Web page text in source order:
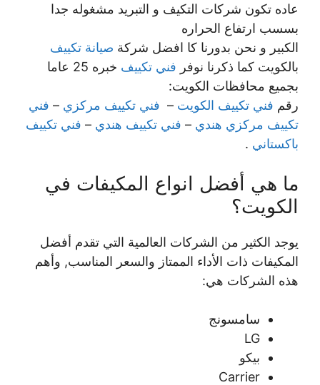
عاده تكون شركات التكيف و التبريد مشغوله جدا
بسسب ارتفاع الحراره
الكبير و نحن بدورنا كا افضل شركة صيانة تكييف
بالكويت كما ذكرنا نوفر فني تكييف
خبره 25 عاما
بجميع محافظات الكويت:
رقم فني تكييف الكويت – فني تكييف مركزي – فني
تكييف مركزي هندي – فني تكييف هندي – فني تكييف
باكستاني .
ما هي أفضل انواع المكيفات في
الكويت؟
يوجد الكثير من الشركات العالمية التي تقدم أفضل
المكيفات ذات الأداء الممتاز والسعر المناسب, وأهم
هذه الشركات هي:
سامسونج
LG
بيكو
Carrier